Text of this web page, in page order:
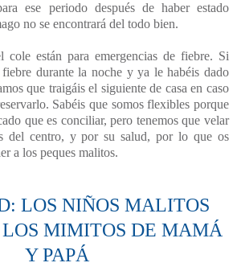
ese periodo después de haber estado
no se encontrará del todo bien.
están para emergencias de fiebre. Si
durante la noche y ya le habéis dado
que traigáis el siguiente de casa en caso
Sabéis que somos flexibles porque
que es conciliar, pero tenemos que velar
del centro, y por su salud, por lo que os
a los peques malitos.
LOS NIÑOS MALITOS
MIMITOS DE MAMÁ
Y PAPÁ